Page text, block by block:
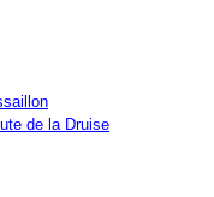
de la Druise